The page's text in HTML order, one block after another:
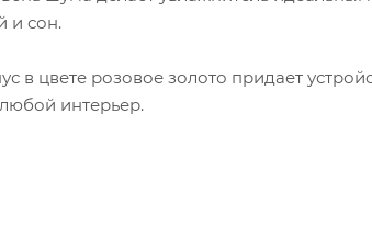
и сон.
в цвете розовое золото придает
интерьер.